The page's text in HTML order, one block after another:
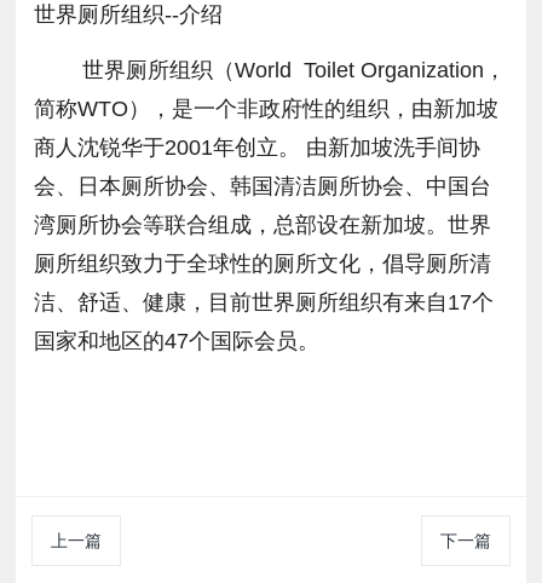
世界厕所组织--介绍
世界厕所组织（World Toilet Organization，
简称WTO），是一个非政府性的组织，由新加坡
商人沈锐华于2001年创立。 由新加坡洗手间协
会、日本厕所协会、韩国清洁厕所协会、中国台
湾厕所协会等联合组成，总部设在新加坡。世界
厕所组织致力于全球性的厕所文化，倡导厕所清
洁、舒适、健康，目前世界厕所组织有来自17个
国家和地区的47个国际会员。
上一篇 下一篇